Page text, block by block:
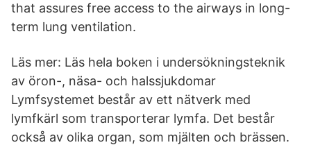
that assures free access to the airways in long-
term lung ventilation.
Läs mer: Läs hela boken i undersökningsteknik
av öron-, näsa- och halssjukdomar
Lymfsystemet består av ett nätverk med
lymfkärl som transporterar lymfa. Det består
också av olika organ, som mjälten och brässen.